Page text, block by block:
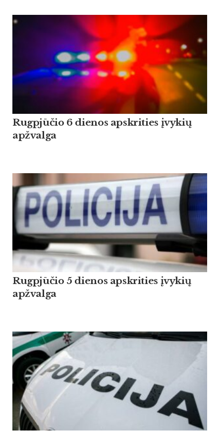
Rugpjūčio 6 dienos apskrities įvykių
apžvalga
Rugpjūčio 5 dienos apskrities įvykių
apžvalga